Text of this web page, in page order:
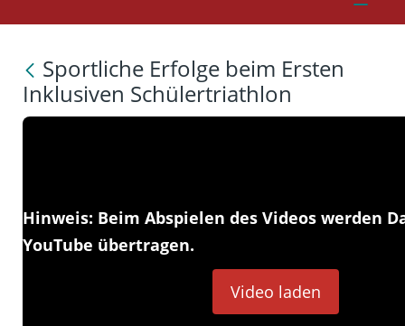
Sportliche Erfolge beim Ersten
Inklusiven Schülertriathlon
Hinweis: Beim Abspielen des Videos werden
YouTube übertragen.
Video laden